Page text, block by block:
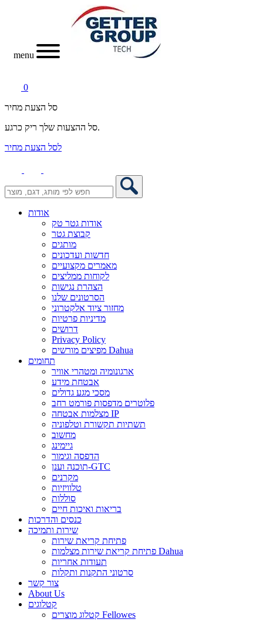
menu
0
סל הצעת מחיר
סל ההצעות שלך ריק כרגע.
לסל הצעת מחיר
אודות
אודות גטר טק
קבוצת גטר
מותגים
חדשות ועדכונים
מאמרים מקצועיים
לקוחות ממליצים
הצהרת נגישות
הסרטונים שלנו
מחזור ציוד אלקטרוני
מדיניות פרטיות
דרושים
Privacy Policy
מפיצים מורשים Dahua
תחומים
ארגונומיה ומטהרי אוויר
אבטחת מידע
מסכי מגע גדולים
פלוטרים מדפסות פורמט רחב
מצלמות אבטחה IP
תשתיות תקשורת וטלפוניה
מחשוב
גיימינג
הדפסה וגימור
תוכנה וענן-GTC
מקרנים
טלוויזיות
סוללות
בריאות ואיכות חיים
כנסים והדרכות
שירות ותמיכה
פתיחת קריאת שירות
פתיחת קריאת שירות מצלמות Dahua
תעודות אחריות
סרטוני התקנות ותקלות
צור קשר
About Us
קטלוגים
קטלוג מוצרים Fellowes